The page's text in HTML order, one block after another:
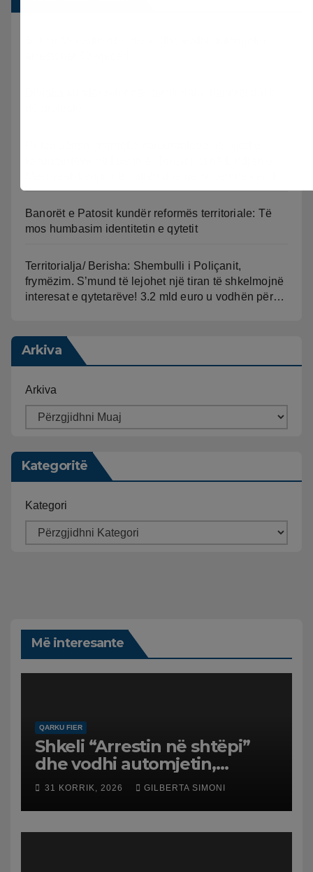
Banorët e Patosit kundër reformës territoriale: Të
mos humbasim identitetin e qytetit
Territorialja/ Berisha: Shembulli i Poliçanit,
frymëzim. S’mund të lejohet një tiran të shkelmojnë
interesat e qytetarëve! 3.2 mld euro u vodhën për…
Arkiva
Arkiva
Kategoritë
Kategori
Më interesante
QARKU FIER
Shkeli “Arrestin në shtëpi”
dhe vodhi automjetin,
arrestohet 43-vjeçari
31 KORRIK, 2026 GILBERTA SIMONI